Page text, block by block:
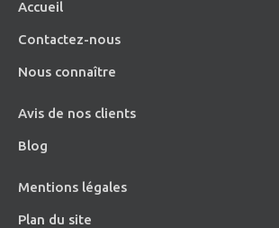
Accueil
Contactez-nous
Nous connaître
Avis de nos clients
Blog
Mentions légales
Plan du site